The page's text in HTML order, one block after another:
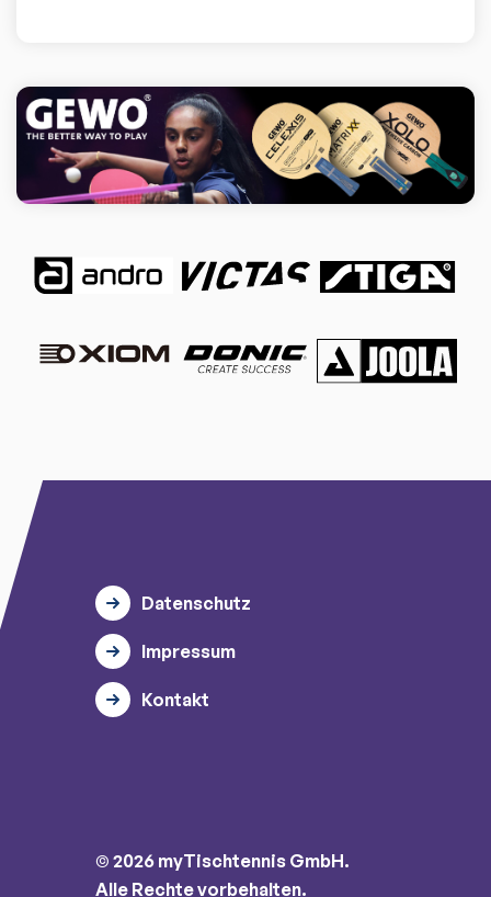
Datenschutz
Impressum
Kontakt
© 2026 myTischtennis GmbH.
Alle Rechte vorbehalten.